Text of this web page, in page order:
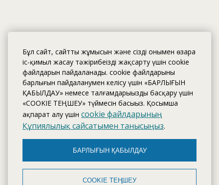
Бұл сайт, сайттың жұмысын және сіздің онымен өзара
іс-қимыл жасау тәжірибеңізді жақсарту үшін cookie
файлдарын пайдаланады. cookie файлдарының
барлығын пайдаланумен келісу үшін «БАРЛЫҒЫН
ҚАБЫЛДАУ» немесе талғамдарыңызды басқару үшін
«COOKIE ТЕҢШЕУ» түймесін басыңыз. Қосымша
ақпарат алу үшін cookie файлдарының
Құпиялылық сайсатымен танысыңыз.
БАРЛЫҒЫН ҚАБЫЛДАУ
COOKIE ТЕҢШЕУ